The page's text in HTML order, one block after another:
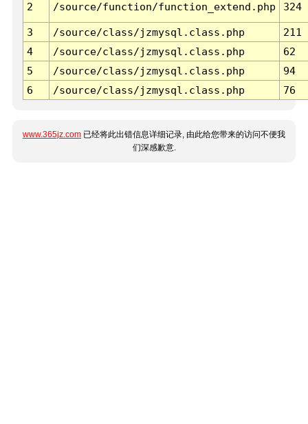
2 /source/function/function_extend.php 324
3 /source/class/jzmysql.class.php
211
4
/source/class/jzmysql.class.php
62
5
/source/class/jzmysql.class.php
94
6
/source/class/jzmysql.class.php 76
www.365jz.com 已经将此出错信息详细记录, 由此给您带来的访问不便我
们深感歉意.